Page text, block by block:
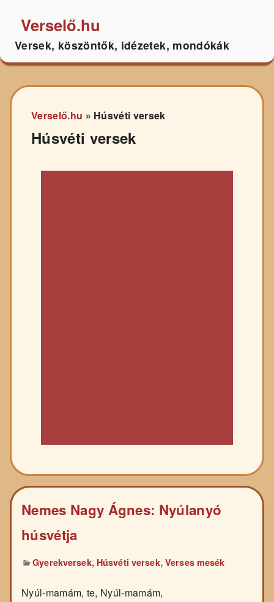
Verselő.hu
Versek, köszöntők, idézetek, mondókák
Verselő.hu » Húsvéti versek
Húsvéti versek
Nemes Nagy Ágnes: Nyúlanyó
húsvétja
Gyerekversek, Húsvéti versek,Verses mesék
Nyúl-mamám, te, Nyúl-mamám,